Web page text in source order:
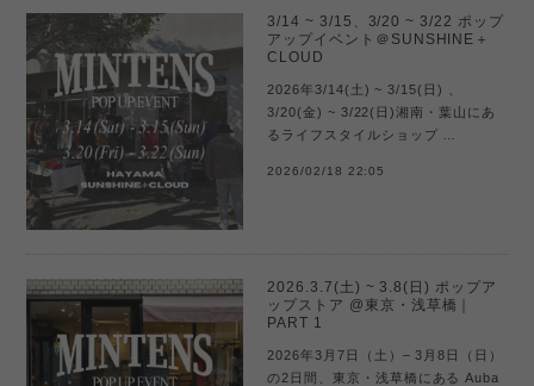
3/14 ~ 3/15、3/20 ~ 3/22 ポップ
アップイベント＠SUNSHINE＋
CLOUD
2026年3/14(土) ~ 3/15(日) 、
3/20(金) ~ 3/22(日)湘南・葉山にあ
るライフスタイルショップ
MarketとしてMINTENSがポップア
2026/02/18 22:05
2026.3.7(土) ~ 3.8(日) ポップア
ップストア @東京・浅草橋｜
PART 1
2026年3月7日（土）– 3月8日（日）
の2日間、東京・浅草橋にある Auba